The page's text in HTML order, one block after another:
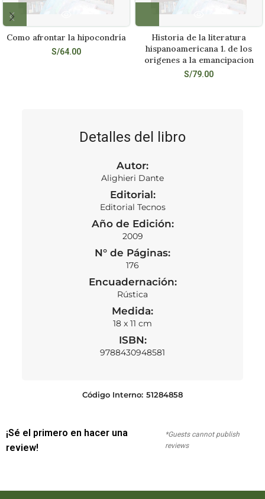
Como afrontar la hipocondría
S/64.00
Historia de la literatura
hispanoamericana 1. de los
origenes a la emancipacion
S/79.00
Detalles del libro
Autor:
Alighieri Dante
Editorial:
Editorial Tecnos
Año de Edición:
2009
N° de Páginas:
176
Encuadernación:
Rústica
Medida:
18 x 11 cm
ISBN:
9788430948581
Código Interno: 51284858
¡Sé el primero en hacer una
review!
*Guests cannot publish
reviews